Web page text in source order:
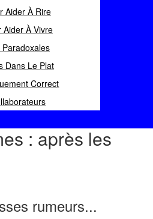
Aider À Rire
Aider À Vivre
Paradoxales
Dans Le Plat
Correct
: après les
rumeurs...